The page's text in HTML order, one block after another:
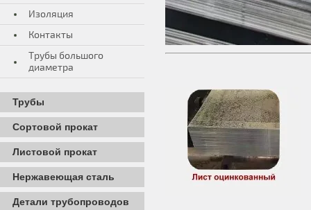
Изоляция
Контакты
Трубы большого
диаметра
Трубы
Сортовой прокат
Листовой прокат
Нержавеющая сталь
Детали трубопроводов